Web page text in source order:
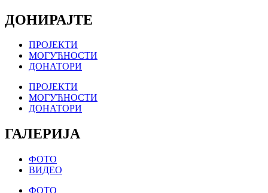
ДОНИРАЈТЕ
ПРОЈЕКТИ
МОГУЋНОСТИ
ДОНАТОРИ
ПРОЈЕКТИ
МОГУЋНОСТИ
ДОНАТОРИ
ГАЛЕРИЈА
ФОТО
ВИДЕО
ФОТО